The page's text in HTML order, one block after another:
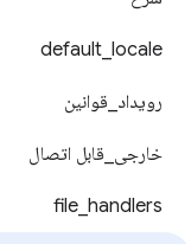
default locale
رویداد قوانین
خارجی قابل اتصال
file handlers